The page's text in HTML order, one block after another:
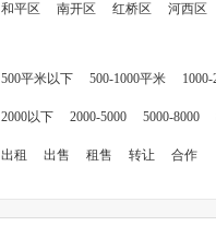
和平区 南开区 红桥区 河西区
500平米以下 500-1000平米
2000以下 2000-5000 5000-8000
出租 出售 租售 转让 合作